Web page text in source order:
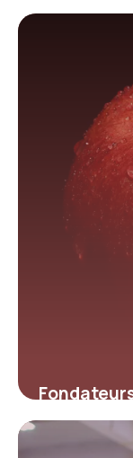
2026
Wozniak